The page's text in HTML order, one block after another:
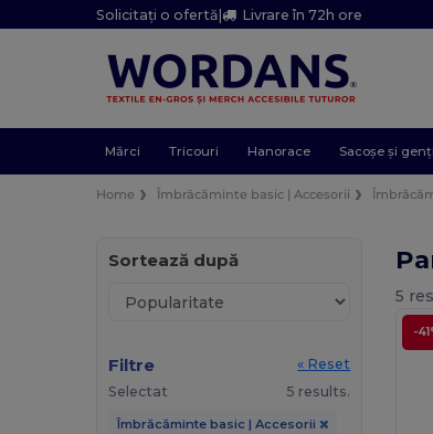
Solicitați o ofertă| Livrare în 72h ore
Mărci Tricouri Hanorace Sacoșe și genți
Home Îmbrăcăminte basic | Accesorii
Sortează după
Filtre
« Reset
Selectat
5 results.
Îmbrăcăminte basic | Accesorii
5
-